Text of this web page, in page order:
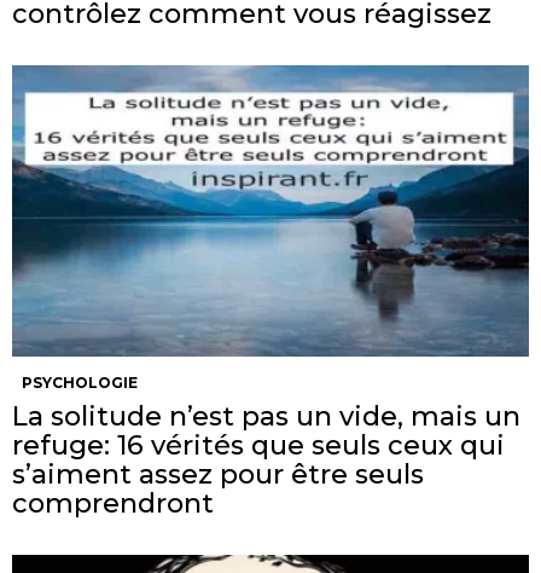
contrôlez comment vous réagissez
PSYCHOLOGIE
La solitude n’est pas un vide, mais un
refuge: 16 vérités que seuls ceux qui
s’aiment assez pour être seuls
comprendront